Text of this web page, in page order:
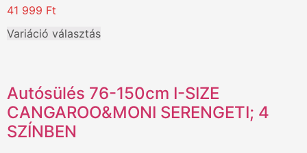
41 999 Ft
Variáció választás
Autósülés 76-150cm I-SIZE
CANGAROO&MONI SERENGETI; 4
SZÍNBEN